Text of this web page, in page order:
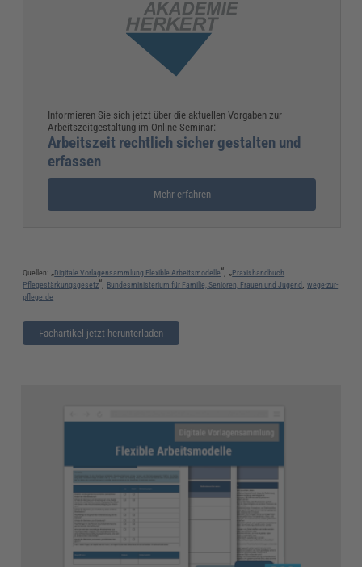
Informieren Sie sich jetzt über die aktuellen Vorgaben zur
Arbeitszeitgestaltung im Online-Seminar:
Arbeitszeit rechtlich sicher gestalten und
erfassen
Mehr erfahren
Quellen: „Digitale Vorlagensammlung Flexible Arbeitsmodelle“, „Praxishandbuch
Pflegestärkungsgesetz“, Bundesministerium für Familie, Senioren, Frauen und Jugend ,wege-zur-
pflege.de
Fachartikel jetzt herunterladen